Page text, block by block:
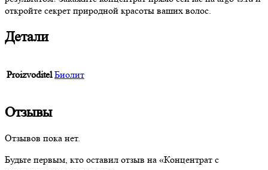
откройте секрет природной красоты ваших волос.
Детали
Proizvoditel Биолит
Отзывы
Отзывов пока нет.
Будьте первым, кто оставил отзыв на «Концентрат с